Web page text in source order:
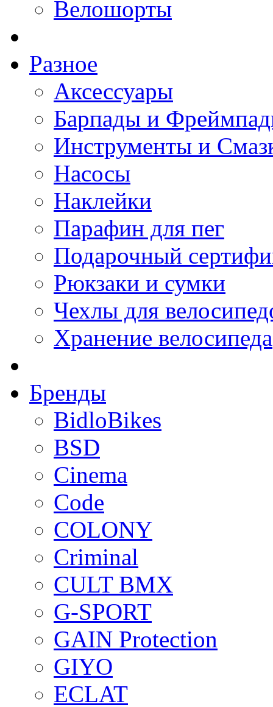
Велошорты
Разное
Аксессуары
Барпады и
Инструменты и
Насосы
Наклейки
Парафин для пег
Подарочный
Рюкзаки и сумки
Чехлы для
Хранение велосипеда
Бренды
BidloBikes
BSD
Cinema
Code
COLONY
Criminal
CULT BMX
G-SPORT
GAIN Protection
GIYO
ECLAT